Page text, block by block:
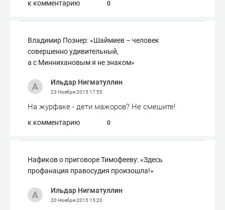
к комментарию 0
Владимир Познер: «Шаймиев – человек
совершенно удивительный,
а с Миннихановым я не знаком»
Ильдар Нигматуллин
23 Ноября 201517:55
На журфаке - дети мажоров? Не смешите!
к комментарию 0
Нафиков о приговоре Тимофееву: «Здесь
профанация правосудия произошла!»
Ильдар Нигматуллин
20 Ноября 201515:20